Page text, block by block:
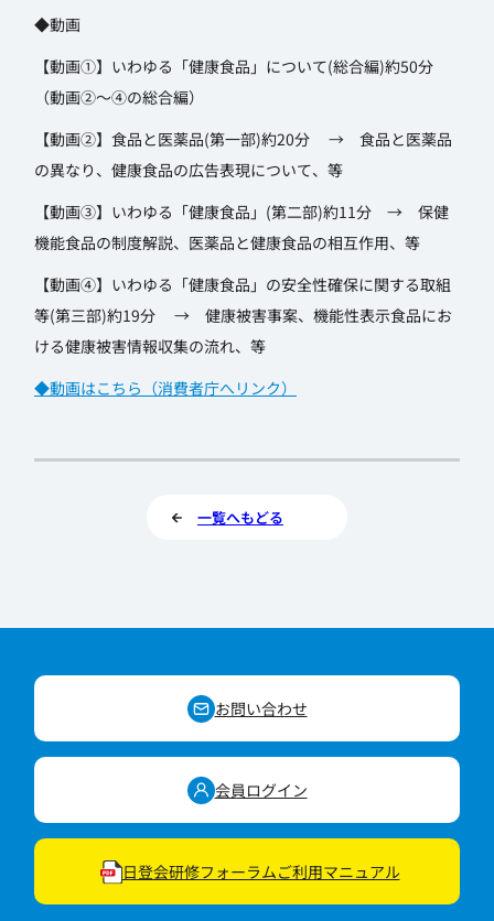
◆動画
【動画①】いわゆる「健康食品」について(総合編)約50分
（動画②～④の総合編）
【動画②】食品と医薬品(第一部)約20分 → 食品と医薬品
の異なり、健康食品の広告表現について、等
【動画③】いわゆる「健康食品」(第二部)約11分 → 保健
機能食品の制度解説、医薬品と健康食品の相互作用、等
【動画④】いわゆる「健康食品」の安全性確保に関する取組
等(第三部)約19分 → 健康被害事案、機能性表示食品にお
ける健康被害情報収集の流れ、等
◆動画はこちら（消費者庁へリンク）
一覧へもどる
お問い合わせ
会員ログイン
日登会研修フォーラムご利用マニュアル